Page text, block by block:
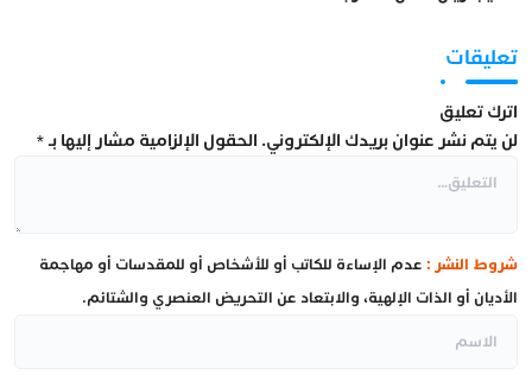
تعليقات
اترك تعليق
لن يتم نشر عنوان بريدك الإلكتروني. الحقول الإلزامية مشار إليها بـ*
شروط النشر : عدم الإساءة للكاتب أو للأشخاص أو للمقدسات أو مهاجمة
الأديان أو الذات الإلهية، والابتعاد عن التحريض العنصري والشتائم.